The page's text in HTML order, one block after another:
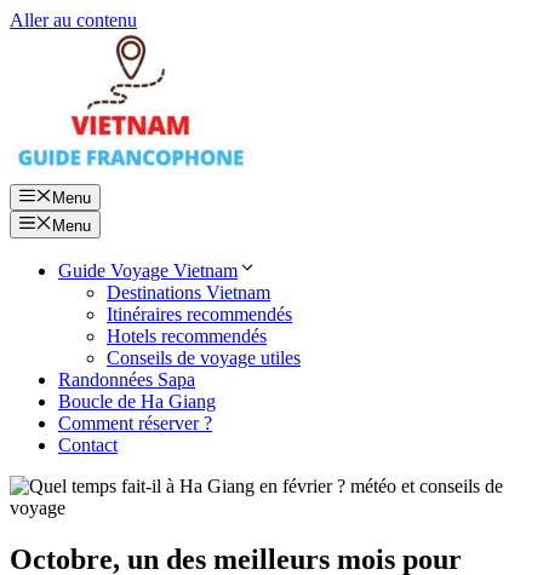
Aller au contenu
Menu
Menu
Guide Voyage Vietnam
Destinations Vietnam
Itinéraires recommendés
Hotels recommendés
Conseils de voyage utiles
Randonnées Sapa
Boucle de Ha Giang
Comment réserver ?
Contact
Octobre, un des meilleurs mois pour